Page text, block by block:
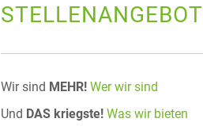
Wir sind MEHR! Wer wir sind
Und DAS kriegste! Was wir bieten